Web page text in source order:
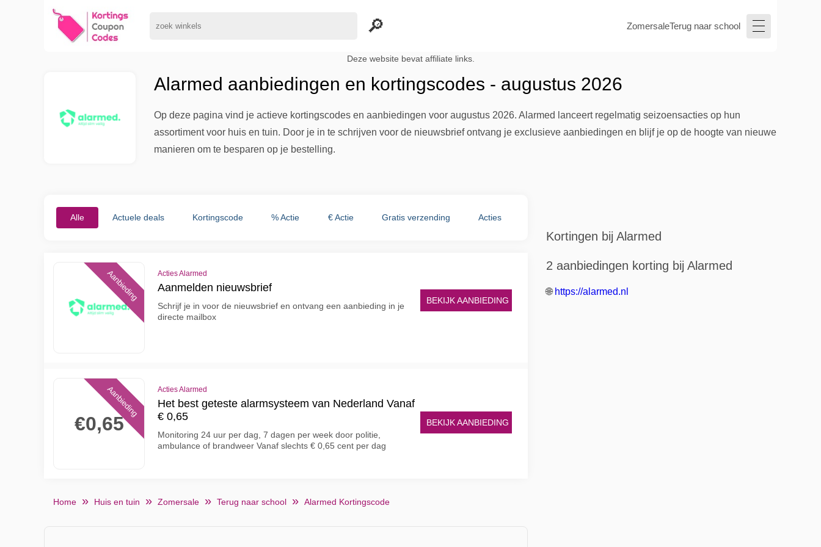
ZomersaleTerug naar school
Deze website bevat affiliate links.
Alarmed aanbiedingen en kortingscodes - augustus 2026
Op deze pagina vind je actieve kortingscodes en aanbiedingen voor augustus 2026. Alarmed lanceert regelmatig seizoensacties op hun
assortiment voor huis en tuin. Door je in te schrijven voor de nieuwsbrief ontvang je exclusieve aanbiedingen en blijf je op de hoogte van nieuwe
manieren om te besparen op je bestelling.
Alle Actuele deals Kortingscode % Actie € Actie Gratis verzending Acties
Aanbieding Acties Alarmed
Aanmelden nieuwsbrief
Schrijf je in voor de nieuwsbrief en ontvang een aanbieding in je
directe mailbox
BEKIJK AANBIEDING
€0,65
Aanbieding Acties Alarmed
Het best geteste alarmsysteem van Nederland Vanaf
€ 0,65
Monitoring 24 uur per dag, 7 dagen per week door politie,
ambulance of brandweer Vanaf slechts € 0,65 cent per dag
BEKIJK AANBIEDING
Home Huis en tuin Zomersale Terug naar school Alarmed Kortingscode
Kortingen bij Alarmed
2 aanbiedingen korting bij Alarmed
🌐 https://alarmed.nl